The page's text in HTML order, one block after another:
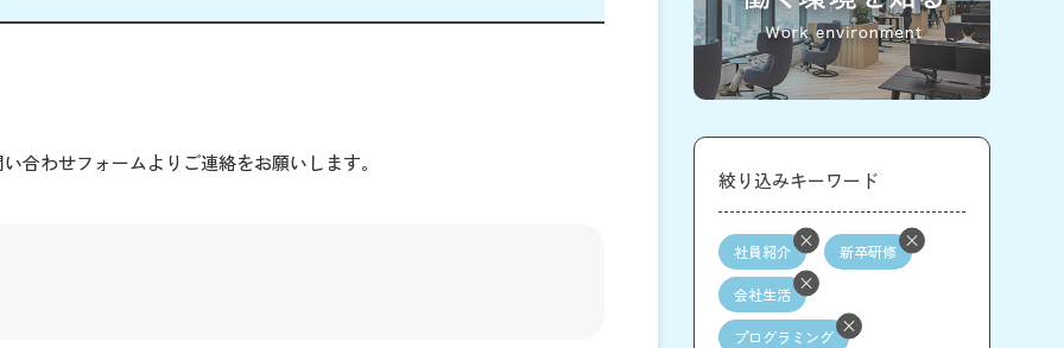
合わせフォームよりご連絡をお願いします。
絞り込みキーワード
社員紹介 新卒研修
会社生活
プログラミング